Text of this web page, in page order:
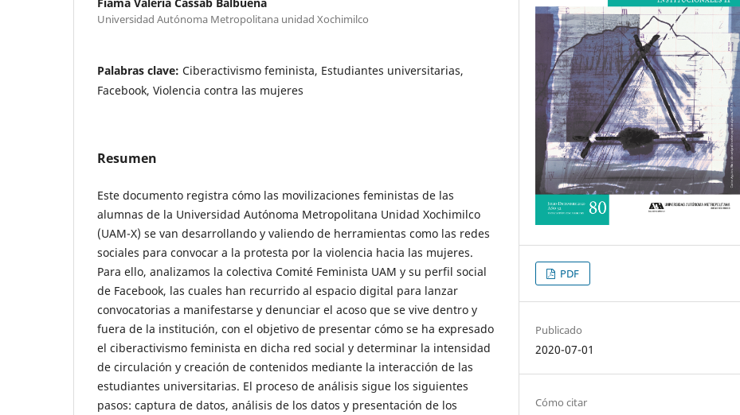
Universidad Autónoma Metropolitana unidad Xochimilco
Palabras clave: Ciberactivismo feminista, Estudiantes universitarias,
Facebook, Violencia contra las mujeres
Resumen
Este documento registra cómo las movilizaciones feministas de las
alumnas de la Universidad Autónoma Metropolitana Unidad Xochimilco
(UAM-X) se van desarrollando y valiendo de herramientas como las redes
sociales para convocar a la protesta por la violencia hacia las mujeres.
Para ello, analizamos la colectiva Comité Feminista UAM y su perfil social
de Facebook, las cuales han recurrido al espacio digital para lanzar
convocatorias a manifestarse y denunciar el acoso que se vive dentro y
fuera de la institución, con el objetivo de presentar cómo se ha expresado
el ciberactivismo feminista en dicha red social y determinar la intensidad
de circulación y creación de contenidos mediante la interacción de las
estudiantes universitarias. El proceso de análisis sigue los siguientes
pasos: captura de datos, análisis de los datos y presentación de los
PDF
Publicado
2020-07-01
Cómo citar